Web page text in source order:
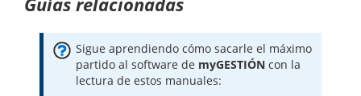
Sigue aprendiendo cómo sacarle el máximo
partido al software de myGESTIÓN con la
lectura de estos manuales: